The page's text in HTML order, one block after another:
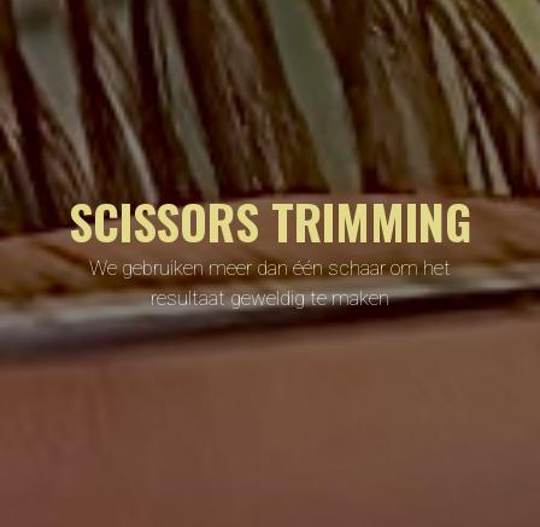
SCISSORS TRIMMING
We gebruiken meer dan één schaar om het
resultaat geweldig te maken